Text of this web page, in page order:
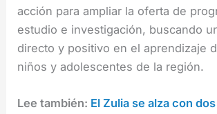
acción para ampliar la oferta de
estudio e investigación, buscando
directo y positivo en el aprendizaje
niños y adolescentes de la región.
Lee también: El Zulia se alza con